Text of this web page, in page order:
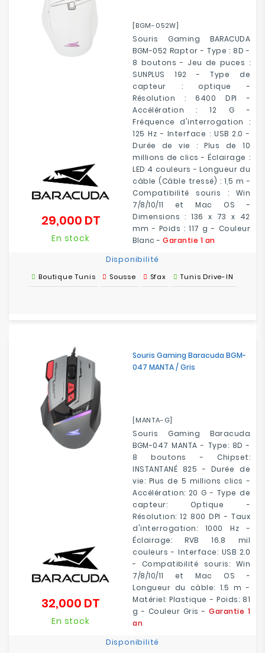
[BGM-052W]
Souris Gaming BARACUDA
BGM-052 Raptor - Type : 8D -
8 boutons - Jeu de puces :
SUNPLUS 192 - Type de
capteur : optique -
Résolution : 6400 DPI -
Accélération : 12 G -
Fréquence d'interrogation :
125 Hz - Interface : USB 2.0 -
Durée de vie : Plus de 10
millions de clics - Éclairage :
LED 4 couleurs - Longueur du
câble (Câble tressé) : 1,5 m -
Compatibilité souris : Win
7/8/10/11 et Mac OS -
Dimensions : 136 x 73 x 42
mm - Poids : 117 g - Couleur
Blanc - Garantie 1 an
29,000 DTPrix
En stock
Disponibilité
Boutique Tunis Sousse Sfax Tunis Drive-IN
Souris Gaming Baracuda BGM-
047 MANTA / Gris
[MANTA-G]
Souris Gaming Baracuda
BGM-047 MANTA - Type: 8D -
8 boutons - Chipset:
INSTANTANÉ 825 - Durée de
vie: Plus de 5 millions clics -
Accélération: 20 G - Type de
capteur: Optique -
Résolution: 12 800 DPI - Taux
d'interrogation: 1000 Hz -
Éclairage: RVB 16.8 mil
couleurs - Interface: USB 2.0
- Compatibilité souris: Win
7/8/10/11 et Mac OS -
Longueur du câble: 1.5 m -
Matériel: Plastique - Poids: 81
g - Couleur Gris -Garantie 1
an
32,000 DT
En stock
Disponibilité